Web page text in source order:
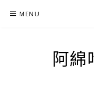
MENU
阿綿